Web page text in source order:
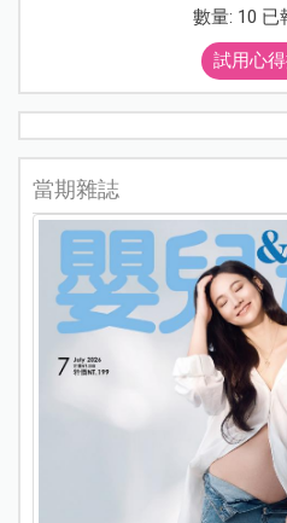
數量: 10 已
試用心
當期雜誌